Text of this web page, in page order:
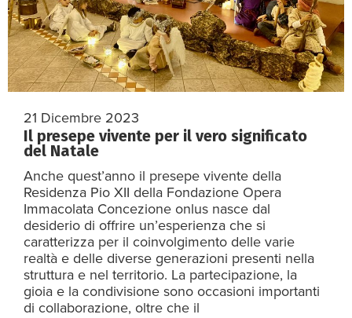
21 Dicembre 2023
Il presepe vivente per il vero significato
del Natale
Anche quest’anno il presepe vivente della
Residenza Pio XII della Fondazione Opera
Immacolata Concezione onlus nasce dal
desiderio di offrire un’esperienza che si
caratterizza per il coinvolgimento delle varie
realtà e delle diverse generazioni presenti nella
struttura e nel territorio. La partecipazione, la
gioia e la condivisione sono occasioni importanti
di collaborazione, oltre che il